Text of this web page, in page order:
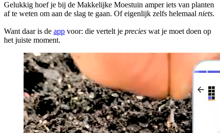
Gelukkig hoef je bij de Makkelijke Moestuin amper iets van planten
af te weten om aan de slag te gaan. Of eigenlijk zelfs helemaal niets.
Want daar is de app voor: die vertelt je precies wat je moet doen op
het juiste moment.